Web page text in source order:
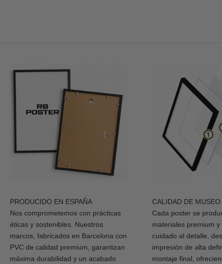
PRODUCIDO EN ESPAÑA
Nos comprometemos con prácticas
éticas y sostenibles. Nuestros
marcos, fabricados en Barcelona con
PVC de calidad premium, garantizan
máxima durabilidad y un acabado
CALIDAD DE MUSEO
Cada poster se
materiales premium
cuidado al detalle,
impresión de alta
montaje final,